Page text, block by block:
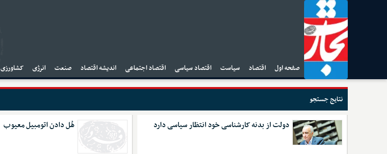
صفحه اول اقتصاد سیاست اقتصاد سیاسی اقتصاد اجتماعی اندیشه اقتصاد صنعت انرژی کشاورزی
نتایج جستجو
دولت از بدنه کارشناسی خود انتظار سیاسی دارد هُل دادن اتومبیل معیوب